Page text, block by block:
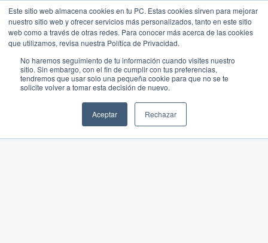
Este sitio web almacena cookies en tu PC. Estas cookies sirven para mejorar
nuestro sitio web y ofrecer servicios más personalizados, tanto en este sitio
web como a través de otras redes. Para conocer más acerca de las cookies
que utilizamos, revisa nuestra Política de Privacidad.
No haremos seguimiento de tu información cuando visites nuestro
sitio. Sin embargo, con el fin de cumplir con tus preferencias,
tendremos que usar solo una pequeña cookie para que no se te
solicite volver a tomar esta decisión de nuevo.
Aceptar Rechazar